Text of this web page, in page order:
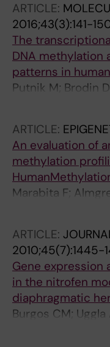
Eriksson M
ARTICLE:
2016;43(3):141-
The
DNA methylation
patterns in
Putnik M; Brodin
Billai F;
ARTICLE:
An evaluation of
methylation
Marabita F;
Ruhrmann S;
Tegner J;
ARTICLE:
2010;45(7):1445-
Gene expression
in the nitrofen
diaphragmatic
Burgos CM;